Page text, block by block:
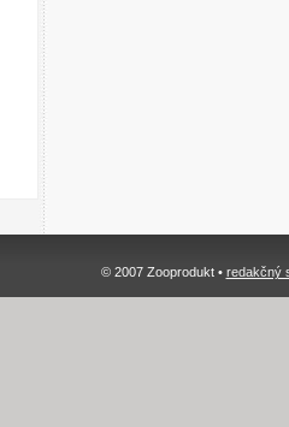
© 2007 Zooprodukt • redakčný